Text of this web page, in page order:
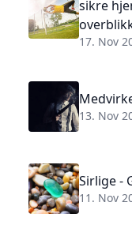
sikre
17. Nov
13. Nov
Sirlige -
11. Nov